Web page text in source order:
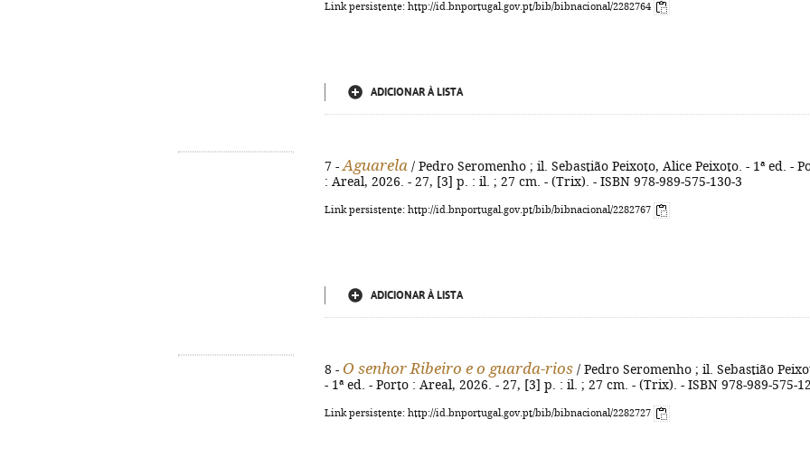
Link persistente: http://id.bnportugal.gov.pt/bib/bibnacional/2282764
ADICIONAR À LISTA
7 - Aguarela / Pedro Seromenho ; il. Sebastião Peixoto, Alice Peixoto. - 1ª ed. -
: Areal, 2026. - 27, [3] p. : il. ; 27 cm. - (Trix). - ISBN 978-989-575-130-3
Link persistente: http://id.bnportugal.gov.pt/bib/bibnacional/2282767
ADICIONAR À LISTA
8 - O senhor Ribeiro e o guarda-rios / Pedro Seromenho ; il. Sebastião
- 1ª ed. - Porto : Areal, 2026. - 27, [3] p. : il. ; 27 cm. - (Trix). - ISBN 978-989-575-
Link persistente: http://id.bnportugal.gov.pt/bib/bibnacional/2282727